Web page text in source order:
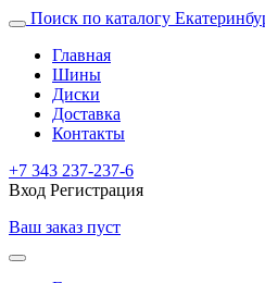
Поиск по каталогу
Главная
Шины
Диски
Доставка
Контакты
+7 343 237-237-6
Вход Регистрация
Ваш заказ пуст